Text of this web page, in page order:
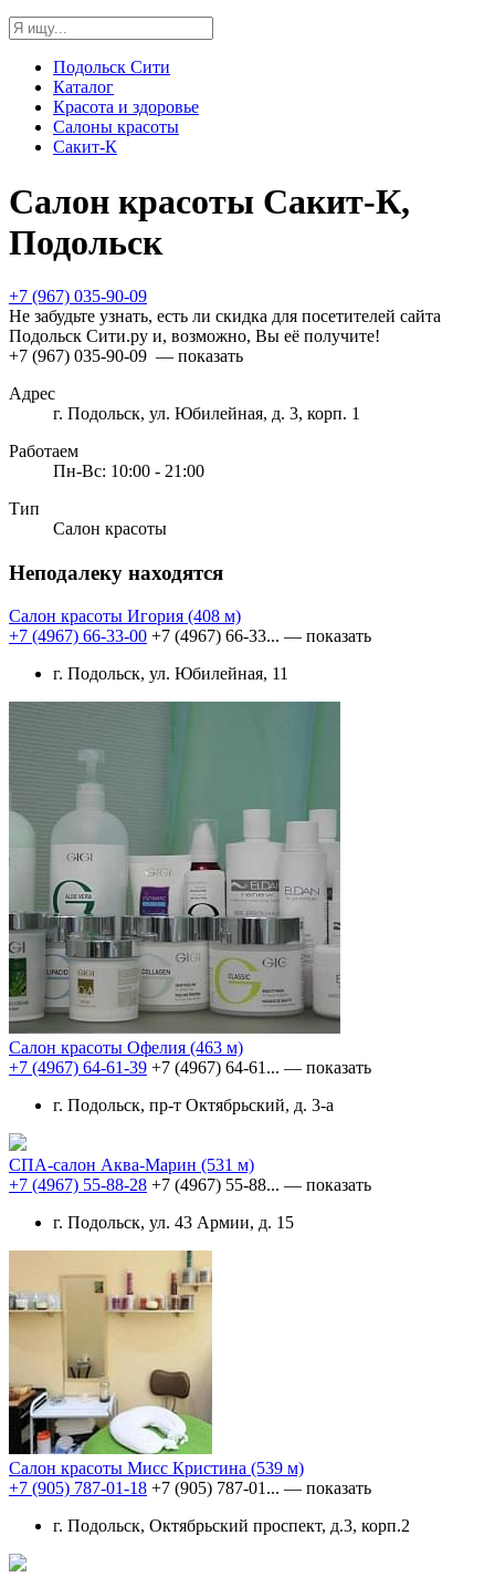
Подольск Сити
Каталог
Красота и здоровье
Салоны красоты
Сакит-К
Салон красоты Сакит-К,
Подольск
+7 (967) 035-90-09
Не забудьте узнать, есть ли скидка для посетителей сайта
Подольск Сити.ру и, возможно, Вы её получите!
+7 (967) 035-90-09 — показать
Адрес
г. Подольск, ул. Юбилейная, д. 3, корп. 1
Работаем
Пн-Вс: 10:00 - 21:00
Тип
Салон красоты
Неподалеку находятся
Салон красоты Игория (408 м)
+7 (4967) 66-33-00 +7 (4967) 66-33... — показать
г. Подольск, ул. Юбилейная, 11
Салон красоты Офелия (463 м)
+7 (4967) 64-61-39 +7 (4967) 64-61... — показать
г. Подольск, пр-т Октябрьский, д. 3-а
СПА-салон Аква-Марин (531 м)
+7 (4967) 55-88-28 +7 (4967) 55-88... — показать
г. Подольск, ул. 43 Армии, д. 15
Салон красоты Мисс Кристина (539 м)
+7 (905) 787-01-18 +7 (905) 787-01... — показать
г. Подольск, Октябрьский проспект, д.3, корп.2